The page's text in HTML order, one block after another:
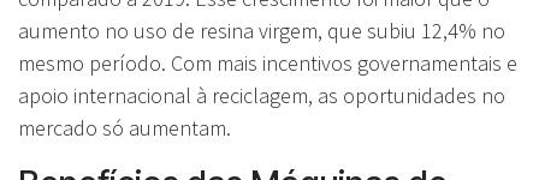
aumento no uso de resina virgem, que subiu 12,4% no
mesmo período. Com mais incentivos governamentais e
apoio internacional à reciclagem, as oportunidades no
mercado só aumentam.